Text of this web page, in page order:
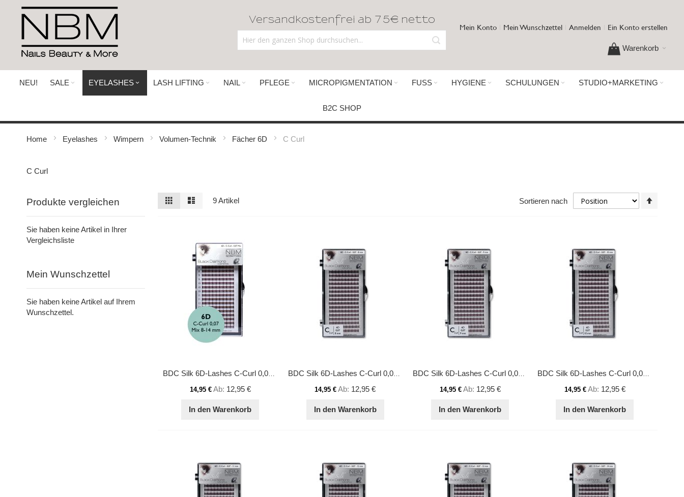
Direkt
Inhalt
Versandkostenfrei ab 75€ netto
Mein Konto Mein Wunschzettel Anmelden Ein Konto erstellen
Warenkorb
NEU! SALE EYELASHES LASH LIFTING NAIL PFLEGE MICROPIGMENTATION FUSS HYGIENE SCHULUNGEN STUDIO+MARKETING
B2C SHOP
Home Eyelashes Wimpern Volumen-Technik Fächer 6D C Curl
C Curl
Ansicht
als
Raster Liste9Artikel Sortieren nach
BDC Silk 6D-Lashes C-Curl 0,07 Mix
14,95 € Ab 12,95 €
In den Warenkorb
BDC Silk 6D-Lashes C-Curl 0,07 8 mm
14,95 € Ab 12,95 €
In den Warenkorb
BDC Silk 6D-Lashes C-Curl 0,07 9 mm
14,95 € Ab 12,95 €
In den Warenkorb
BDC Silk 6D-Lashes C-Curl 0,07 10 mm
14,95 € Ab 12,95 €
In den Warenkorb
Produkte vergleichen
Sie haben keine Artikel in Ihrer
Vergleichsliste
Mein Wunschzettel
Sie haben keine Artikel auf Ihrem
Wunschzettel.